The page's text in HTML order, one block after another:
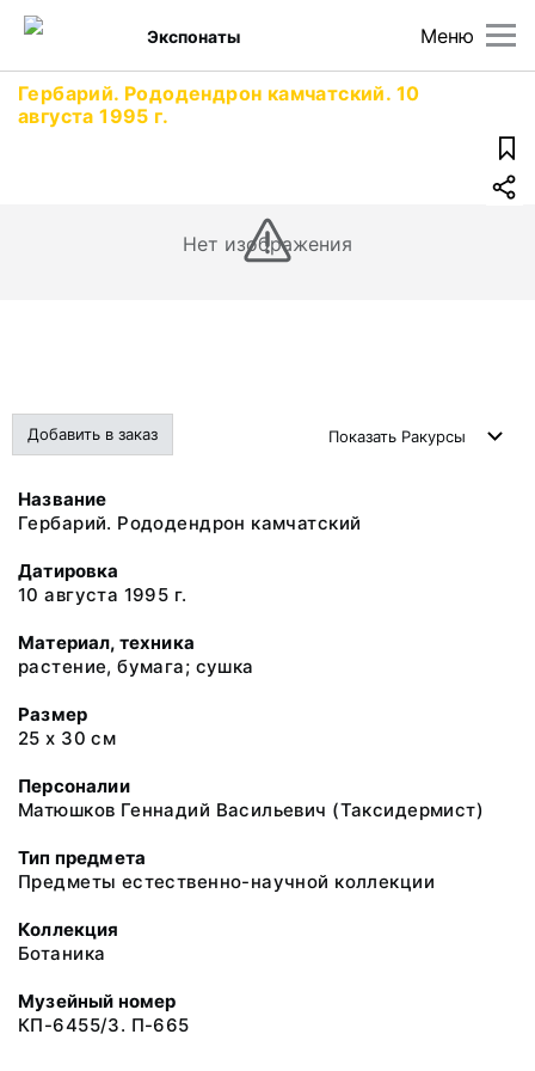
Меню
Экспонаты
Гербарий. Рододендрон камчатский. 10
августа 1995 г.
Нет изображения
Добавить в заказ Показать Ракурсы
Название
Гербарий. Рододендрон камчатский
Датировка
10 августа 1995 г.
Материал, техника
растение, бумага; сушка
Размер
25 х 30 см
Персоналии
Матюшков Геннадий Васильевич (Таксидермист)
Тип предмета
Предметы естественно-научной коллекции
Коллекция
Ботаника
Музейный номер
КП-6455/3. П-665